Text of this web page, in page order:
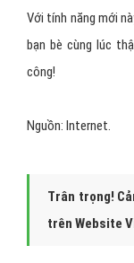
Với tính năng mới
bạn bè cùng lúc
công!
Nguồn: Internet.
Trân trọng!
trên Website